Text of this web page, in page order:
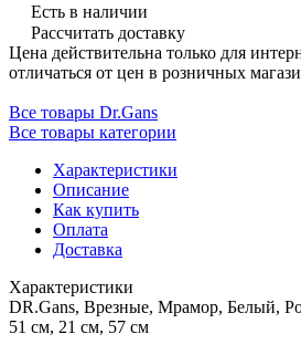
Есть в наличии
Рассчитать доставку
Цена действительна только для
отличаться от цен в розничных
Все товары Dr.Gans
Все товары категории
Характеристики
Описание
Как купить
Оплата
Доставка
Характеристики
DR.Gans, Врезные, Мрамор, Белый,
51 см, 21 см, 57 см